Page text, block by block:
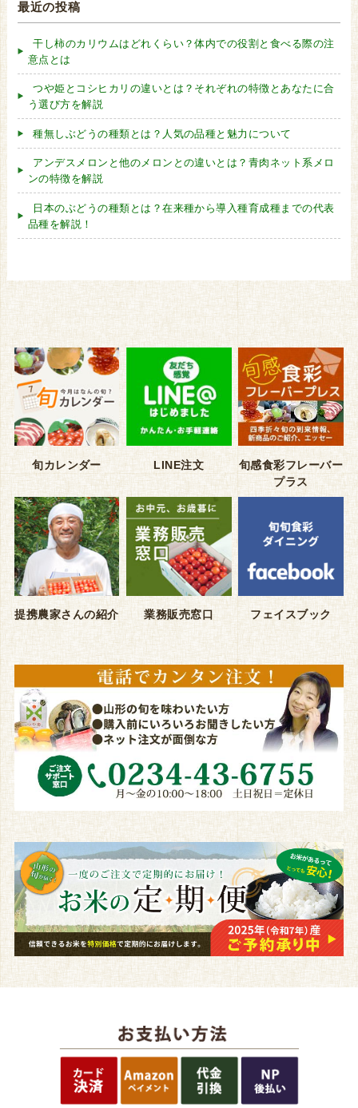
最近の投稿
干し柿のカリウムはどれくらい？体内での役割と食べる際の注
意点とは
つや姫とコシヒカリの違いとは？それぞれの特徴とあなたに合
う選び方を解説
種無しぶどうの種類とは？人気の品種と魅力について
アンデスメロンと他のメロンとの違いとは？青肉ネット系メロ
ンの特徴を解説
日本のぶどうの種類とは？在来種から導入種育成種までの代表
品種を解説！
旬カレンダー LINE注文
旬感食彩フレーバー
プラス
提携農家さんの紹介 業務販売窓口 フェイスブック